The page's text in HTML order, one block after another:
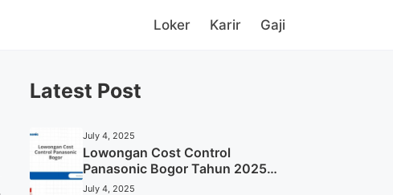
Loker Karir Gaji
Latest Post
July 4, 2025
Lowongan Cost Control
Panasonic Bogor Tahun 2025
(Lamar Sekarang)
July 4, 2025